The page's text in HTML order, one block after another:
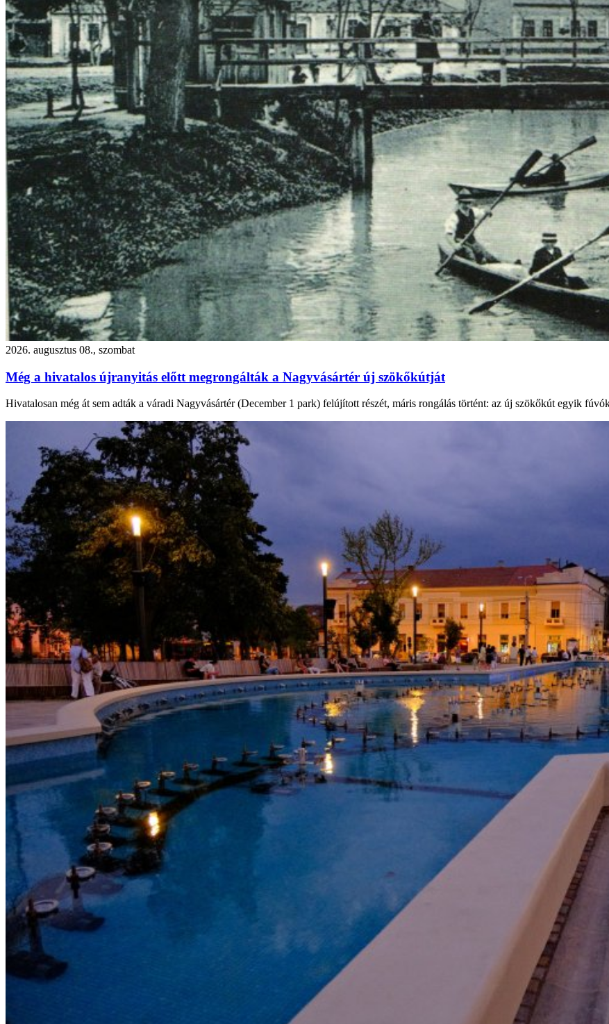
2026. augusztus 08., szombat
Még a hivatalos újranyitás előtt megrongálták a Nagyvásártér új szökőkútját
Hivatalosan még át sem adták a váradi Nagyvásártér (December 1 park) felújított részét, máris rongálás történt: az új szökőkút egyik